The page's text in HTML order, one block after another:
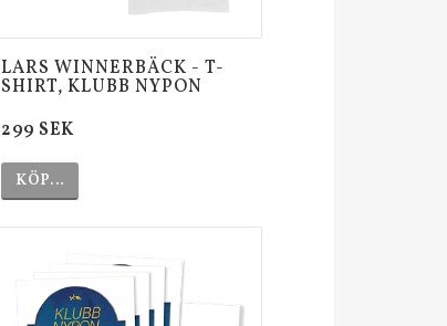
LARS WINNERBÄCK - T-
SHIRT, KLUBB NYPON
299 SEK
KÖP…